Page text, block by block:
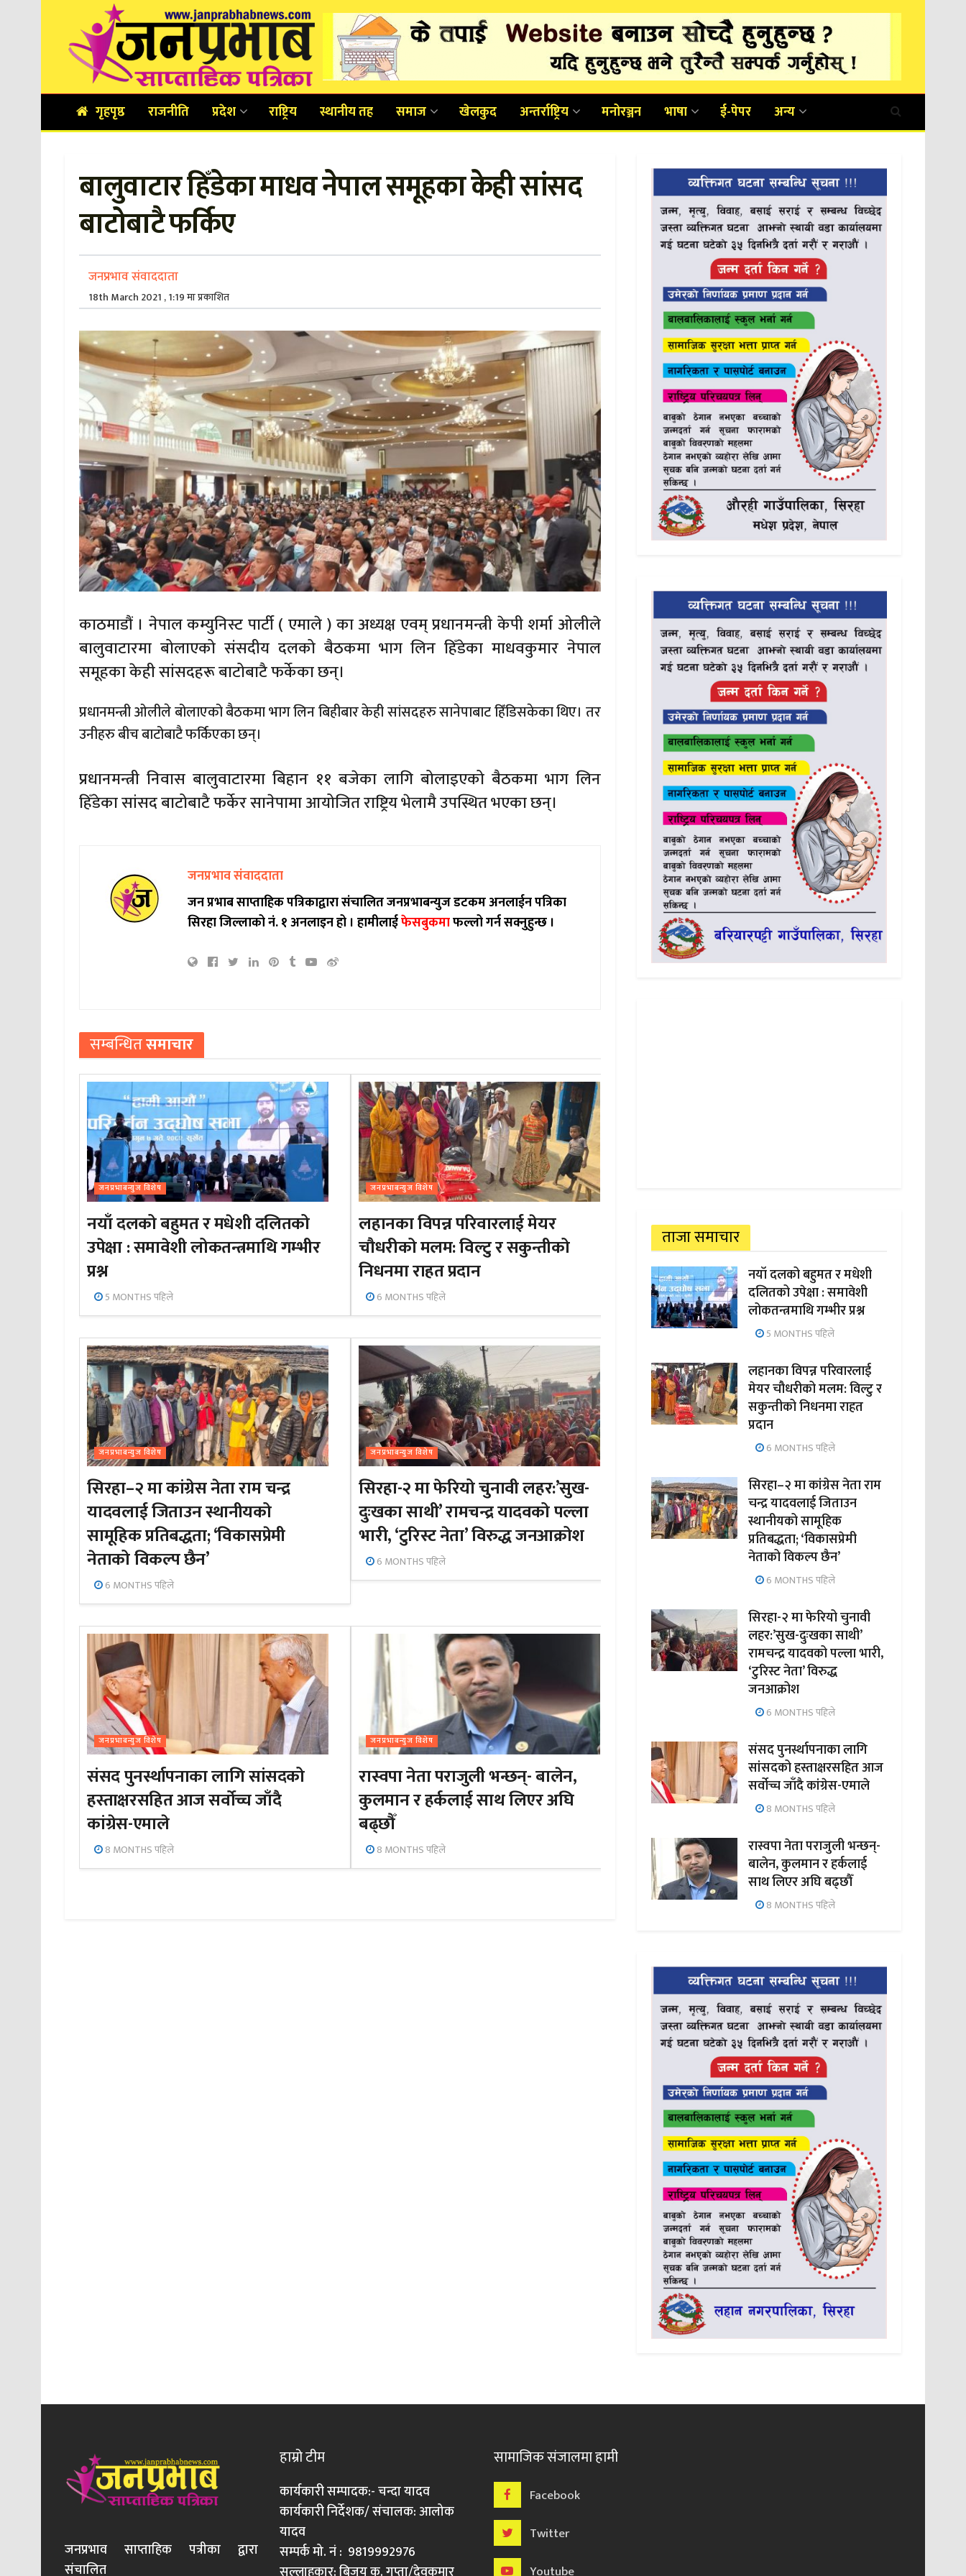
गृहपृष्ठ राजनीति प्रदेश राष्ट्रिय स्थानीय तह समाज खेलकुद अन्तर्राष्ट्रिय मनोरञ्जन भाषा ई-पेपर अन्य
बालुवाटार हिँडेका माधव नेपाल समूहका केही सांसद
बाटोबाटै फर्किए
जनप्रभाव संवाददाता
18th March 2021 , 1:19 मा प्रकाशित
काठमाडौं । नेपाल कम्युनिस्ट पार्टी ( एमाले ) का अध्यक्ष एवम् प्रधानमन्त्री केपी शर्मा ओलीले
बालुवाटारमा बोलाएको संसदीय दलको बैठकमा भाग लिन हिँडेका माधवकुमार नेपाल
समूहका केही सांसदहरू बाटोबाटै फर्केका छन्।
प्रधानमन्त्री ओलीले बोलाएको बैठकमा भाग लिन बिहीबार केही सांसदहरु सानेपाबाट हिँडिसकेका थिए। तर
उनीहरु बीच बाटोबाटै फर्किएका छन्।
प्रधानमन्त्री निवास बालुवाटारमा बिहान ११ बजेका लागि बोलाइएको बैठकमा भाग लिन
हिँडेका सांसद बाटोबाटै फर्केर सानेपामा आयोजित राष्ट्रिय भेलामै उपस्थित भएका छन्।
जनप्रभाव संवाददाता
जन प्रभाब साप्ताहिक पत्रिकाद्वारा संचालित जनप्रभाबन्युज डटकम अनलाईन पत्रिका
सिरहा जिल्लाको नं. १ अनलाइन हो ।हामीलाईफेसबुकमाफल्लो गर्न सक्नुहुन्छ ।
सम्बन्धितसमाचार
जनप्रभाबन्युज विशेष
नयाँ दलको बहुमत र मधेशी दलितको
उपेक्षा : समावेशी लोकतन्त्रमाथि गम्भीर
प्रश्न
5 MONTHS पहिले
जनप्रभाबन्युज विशेष
लहानका विपन्न परिवारलाई मेयर
चौधरीको मलम: विल्टु र सकुन्तीको
निधनमा राहत प्रदान
6 MONTHS पहिले
जनप्रभाबन्युज विशेष
सिरहा–२ मा कांग्रेस नेता राम चन्द्र
यादवलाई जिताउन स्थानीयको
सामूहिक प्रतिबद्धता; ‘विकासप्रेमी
नेताको विकल्प छैन’
6 MONTHS पहिले
जनप्रभाबन्युज विशेष
सिरहा-२ मा फेरियो चुनावी लहर:’सुख-
दुःखका साथी’ रामचन्द्र यादवको पल्ला
भारी, ‘टुरिस्ट नेता’ विरुद्ध जनआक्रोश
6 MONTHS पहिले
जनप्रभाबन्युज विशेष
संसद पुनर्स्थापनाका लागि सांसदको
हस्ताक्षरसहित आज सर्वोच्च जाँदै
कांग्रेस-एमाले
8 MONTHS पहिले
जनप्रभाबन्युज विशेष
रास्वपा नेता पराजुली भन्छन्- बालेन,
कुलमान र हर्कलाई साथ लिएर अघि
बढ्छौँ
8 MONTHS पहिले
ताजा समाचार
नयाँ दलको बहुमत र मधेशी
दलितको उपेक्षा : समावेशी
लोकतन्त्रमाथि गम्भीर प्रश्न
5 MONTHS पहिले
लहानका विपन्न परिवारलाई
मेयर चौधरीको मलम: विल्टु र
सकुन्तीको निधनमा राहत
प्रदान
6 MONTHS पहिले
सिरहा–२ मा कांग्रेस नेता राम
चन्द्र यादवलाई जिताउन
स्थानीयको सामूहिक
प्रतिबद्धता; ‘विकासप्रेमी
नेताको विकल्प छैन’
6 MONTHS पहिले
सिरहा-२ मा फेरियो चुनावी
लहर:’सुख-दुःखका साथी’
रामचन्द्र यादवको पल्ला भारी,
‘टुरिस्ट नेता’ विरुद्ध
जनआक्रोश
6 MONTHS पहिले
संसद पुनर्स्थापनाका लागि
सांसदको हस्ताक्षरसहित आज
सर्वोच्च जाँदै कांग्रेस-एमाले
8 MONTHS पहिले
रास्वपा नेता पराजुली भन्छन्-
बालेन, कुलमान र हर्कलाई
साथ लिएर अघि बढ्छौँ
8 MONTHS पहिले
जनप्रभाव साप्ताहिक पत्रीका द्वारा
संचालित
हाम्रो टीम
कार्यकारी सम्पादक:- चन्दा यादव
कार्यकारी निर्देशक/ संचालक: आलोक
यादव
सम्पर्क मो. नं : 9819992976
सामाजिक संजालमा हामी
Facebook
Twitter
Youtube